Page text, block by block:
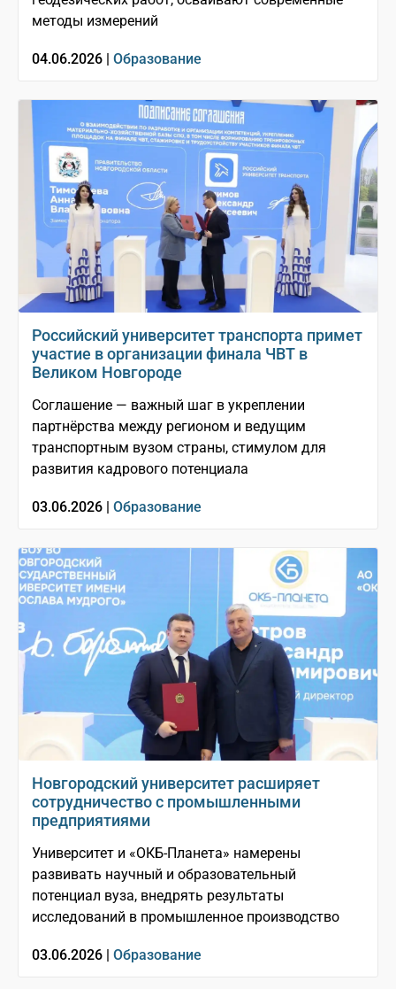
методы измерений
04.06.2026 | Образование
Российский университет транспорта примет
участие в организации финала ЧВТ в
Великом Новгороде
Соглашение — важный шаг в укреплении
партнёрства между регионом и ведущим
транспортным вузом страны, стимулом для
развития кадрового потенциала
03.06.2026 | Образование
Новгородский университет расширяет
сотрудничество с промышленными
предприятиями
Университет и «ОКБ-Планета» намерены
развивать научный и образовательный
потенциал вуза, внедрять результаты
исследований в промышленное производство
03.06.2026 | Образование